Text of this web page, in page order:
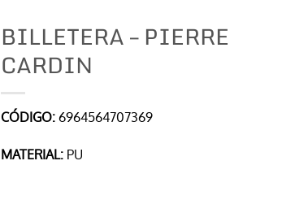
BILLETERA – PIERRE
CARDIN
CÓDIGO: 6964564707369
MATERIAL: PU